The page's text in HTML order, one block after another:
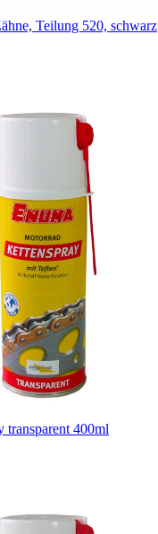
Teilung 520, schwarz
400ml